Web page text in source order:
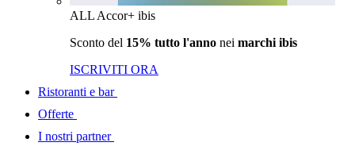
ALL Accor+ ibis
Sconto del 15% tutto l'anno nei marchi ibis
ISCRIVITI ORA
Ristoranti e bar
Offerte
I nostri partner